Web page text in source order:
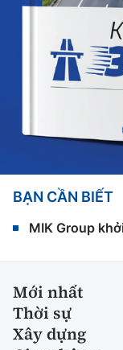
BẠN CẦN BIẾT
MIK Group
Mới nhất
Thời sự
Xây dựng